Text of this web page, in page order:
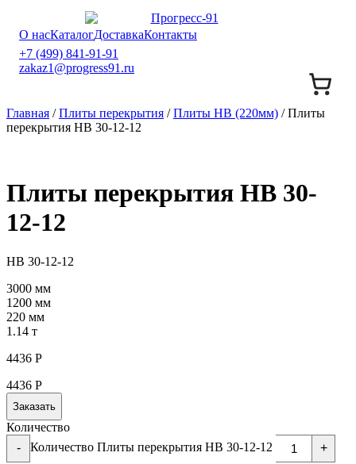
О насКаталогДоставкаКонтакты
+7 (499) 841-91-91
zakaz1@progress91.ru
Главная /Плиты перекрытия /Плиты НВ (220мм) / Плиты
перекрытия НВ 30-12-12
Плиты перекрытия НВ 30-
12-12
НВ 30-12-12
3000 мм
1200 мм
220 мм
1.14 т
4436 Р
4436 Р
Заказать
Количество
-
Количество Плиты перекрытия НВ 30-12-12
+